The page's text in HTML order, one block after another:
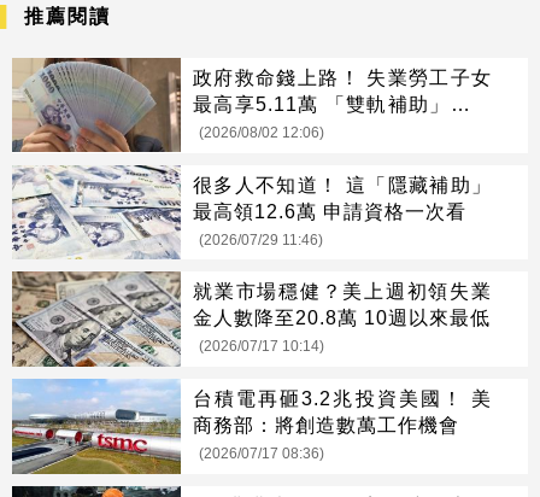
推薦閱讀
政府救命錢上路！ 失業勞工子女
最高享5.11萬 「雙軌補助」一次
看懂
(2026/08/02 12:06)
很多人不知道！ 這「隱藏補助」
最高領12.6萬 申請資格一次看
(2026/07/29 11:46)
就業市場穩健？美上週初領失業
金人數降至20.8萬 10週以來最低
(2026/07/17 10:14)
台積電再砸3.2兆投資美國！ 美
商務部：將創造數萬工作機會
(2026/07/17 08:36)